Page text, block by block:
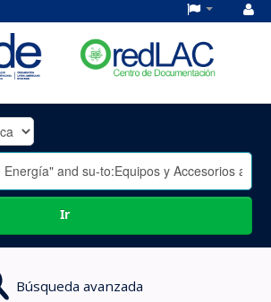
Ir
Búsqueda avanzada